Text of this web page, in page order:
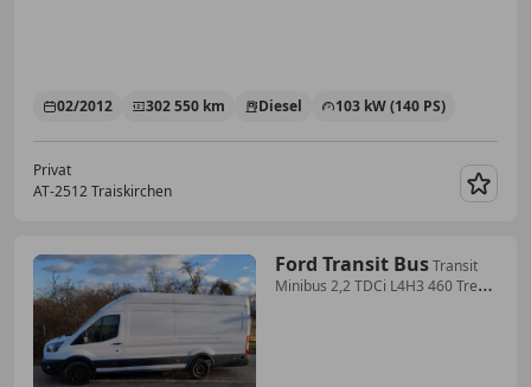
02/2012 302 550 km Diesel 103 kW (140 PS)
Privat
AT-2512 Traiskirchen
Ford Transit BusTransit
Minibus 2,2 TDCi L4H3 460 Trend